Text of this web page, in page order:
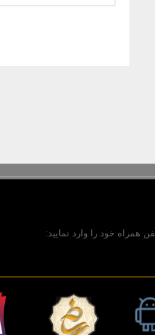
همراه خود را وارد نمایید: